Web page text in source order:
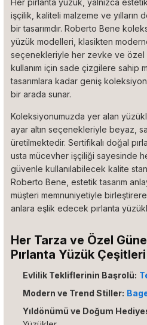
işçilik, kaliteli malzeme ve yılların
bir tasarımdır. Roberto Bene
yüzük modelleri, klasikten
seçenekleriyle her zevke ve özel
kullanım için sade çizgilere sahip
tasarımlara kadar geniş
bir arada sunar.
Koleksiyonumuzda yer alan
ayar altın seçenekleriyle beyaz,
üretilmektedir. Sertifikalı doğal
usta mücevher işçiliği sayesinde
güvenle kullanılabilecek kalite
Roberto Bene, estetik tasarım
müşteri memnuniyetiyle
anlara eşlik edecek pırlanta
Her Tarza ve Özel
Pırlanta Yüzük Çeşitleri
Evlilik Tekliflerinin Başrolü:
Modern ve Trend Stiller:
Yıldönümü ve Doğum